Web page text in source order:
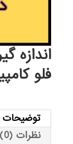
اندازه
فلو
توضیحات
نظرات (0)